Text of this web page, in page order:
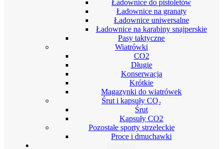
Ładownice do pistoletów
Ładownice na granaty
Ładownice uniwersalne
Ładownice na karabiny snajperskie
Pasy taktyczne
Wiatrówki
CO2
Długie
Konserwacja
Krótkie
Magazynki do wiatrówek
Śrut i kapsuły CO₂
Śrut
Kapsuły CO2
Pozostałe sporty strzeleckie
Proce i dmuchawki